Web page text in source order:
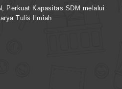
Perkuat Kapasitas SDM melalui
Tulis Ilmiah